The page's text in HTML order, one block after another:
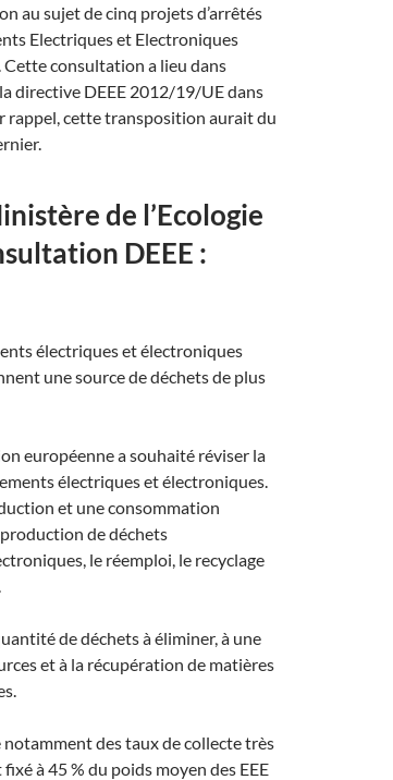
au sujet de cinq projets d’arrêtés
Electriques et Electroniques
Cette consultation a lieu dans
directive DEEE 2012/19/UE dans
rappel, cette transposition aurait du
de l’Ecologie
DEEE :
électriques et électroniques
une source de déchets de plus
européenne a souhaité réviser la
électriques et électroniques.
et une consommation
de déchets
le réemploi, le recyclage
de déchets à éliminer, à une
et à la récupération de matières
des taux de collecte très
à 45 % du poids moyen des EEE